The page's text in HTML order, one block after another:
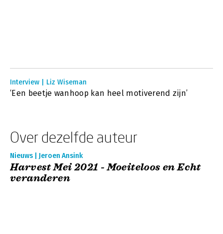
Interview | Liz Wiseman
‘Een beetje wanhoop kan heel motiverend zijn’
Over dezelfde auteur
Nieuws | Jeroen Ansink
Harvest Mei 2021 - Moeiteloos en Echt
veranderen